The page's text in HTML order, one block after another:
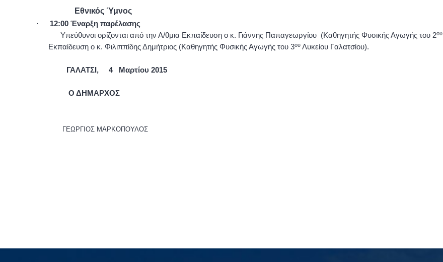
Εθνικός Ύμνος
· 12:00 Έναρξη παρέλασης
Υπεύθυνοι ορίζονται από την Α/θμια Εκπαίδευση ο κ. Γιάννης Παπαγεωργίου (Καθηγητής Φυσικής Αγωγής του 2ου
Εκπαίδευση ο κ. Φιλιππίδης Δημήτριος (Καθηγητής Φυσικής Αγωγής του 3ου Λυκείου Γαλατσίου).
ΓΑΛΑΤΣΙ, 4 Μαρτίου 2015
Ο ΔΗΜΑΡΧΟΣ
ΓΕΩΡΓΙΟΣ ΜΑΡΚΟΠΟΥΛΟΣ